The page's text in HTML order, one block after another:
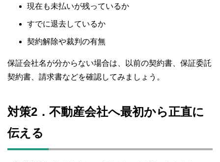
現在も未払いが残っているか
すでに退去しているか
契約解除や裁判の有無
保証会社名が分からない場合は、以前の契約書、保証委託
契約書、請求書などを確認してみましょう。
対策2．不動産会社へ最初から正直に
伝える